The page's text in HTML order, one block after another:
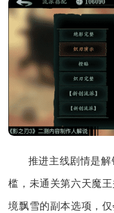
推进主线剧情是
槛，未通关第六天魔
境飘雪的副本选项，